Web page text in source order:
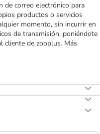
de correo electrónico para
productos o servicios
momento, sin incurrir en
de transmisión, poniéndote
cliente de zooplus. Más